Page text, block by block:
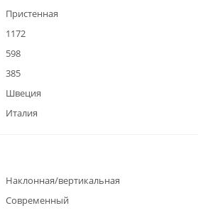
Пристенная
1172
598
385
Швеция
Италия
Наклонная/вертикальная
Современный